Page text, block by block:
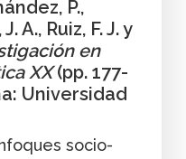
P.,
A., Ruiz, F. J. y
en
XX(pp. 177-
Universidad
socio-